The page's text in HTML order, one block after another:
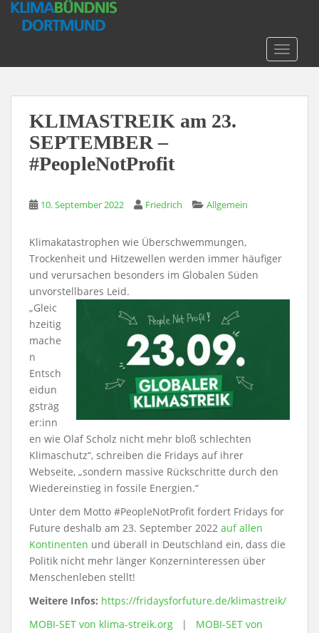
KLIMASTREIK am 23.
SEPTEMBER –
#PeopleNotProfit
10. September 2022 Friedrich Allgemein
Klimakatastrophen wie Überschwemmungen,
Trockenheit und Hitzewellen werden immer häufiger
und verursachen besonders im Globalen Süden
unvorstellbares Leid.
„Gleic
hzeitig
mache
n
Entsch
eidun
gsträg
er:inn
en wie Olaf Scholz nicht mehr bloß schlechten
Klimaschutz“, schreiben die Fridays auf ihrer
Webseite, „sondern massive Rückschritte durch den
Wiedereinstieg in fossile Energien.“
Unter dem Motto #PeopleNotProfit fordert Fridays for
Future deshalb am 23. September 2022 auf allen
Kontinenten und überall in Deutschland ein, dass die
Politik nicht mehr länger Konzerninteressen über
Menschenleben stellt!
Weitere Infos: https://fridaysforfuture.de/klimastreik/
MOBI-SET von klima-streik.org | MOBI-SET von